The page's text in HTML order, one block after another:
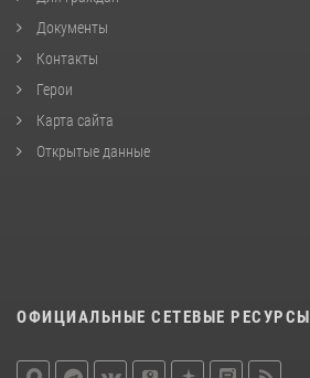
Документы
Контакты
Герои
Карта сайта
Открытые данные
ОФИЦИАЛЬНЫЕ СЕТЕВЫЕ РЕСУРСЫ